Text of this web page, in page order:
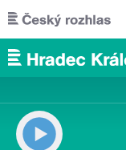
Přejít k hlavnímu